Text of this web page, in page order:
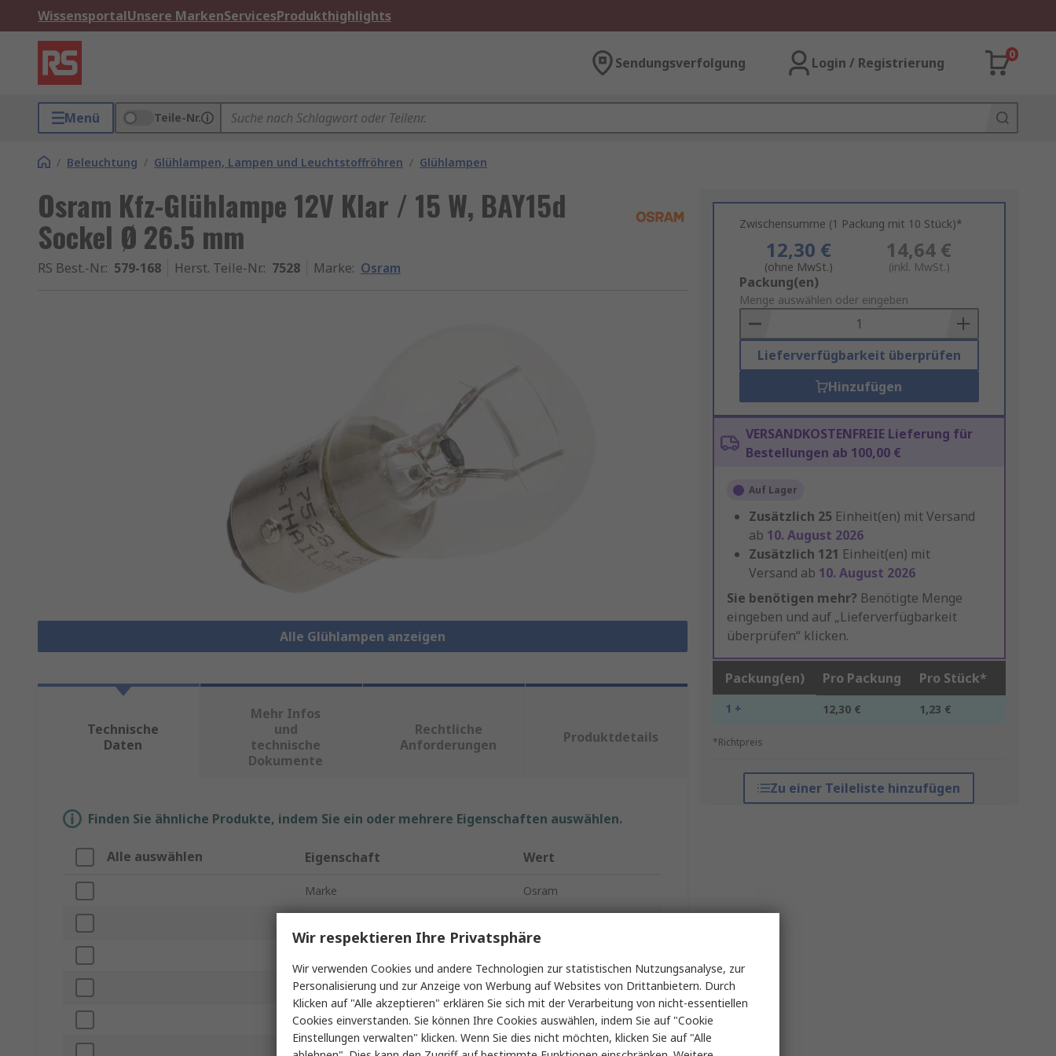
WissensportalUnsere MarkenServicesProdukthighlights
Sendungsverfolgung Login / Registrierung
0
Menü Teile-Nr.
/ Beleuchtung / Glühlampen, Lampen und Leuchtstoffröhren / Glühlampen
Osram Kfz-Glühlampe 12V Klar / 15 W, BAY15d
Sockel Ø 26.5 mm
RS Best.-Nr.: 579-168 Herst. Teile-Nr.: 7528 Marke: Osram
Alle Glühlampen anzeigen
Zwischensumme (1 Packung mit 10 Stück)*
12,30 €
(ohne MwSt.)
14,64 €
(inkl. MwSt.)
Add
to
Basket
Packung(en)
Menge auswählen oder eingeben
Lieferverfügbarkeit überprüfen
Hinzufügen
VERSANDKOSTENFREIE Lieferung für
Bestellungen ab 100,00 €
Auf Lager
Zusätzlich 25 Einheit(en) mit Versand
ab 10. August 2026
Zusätzlich 121 Einheit(en) mit
Versand ab 10. August 2026
Sie benötigen mehr? Benötigte Menge
eingeben und auf „Lieferverfügbarkeit
überprüfen“ klicken.
Packung(en) Pro Packung Pro Stück*
1 + 12,30 € 1,23 €
*Richtpreis
Zu einer Teileliste hinzufügen
Technische
Daten
Mehr Infos
und
technische
Dokumente
Rechtliche
Anforderungen
Produktdetails
Finden Sie ähnliche Produkte, indem Sie ein oder mehrere Eigenschaften auswählen.
Alle auswählen Eigenschaft Wert
Marke Osram
Leistung 15W
Lampensockel/Fassung BAY15d
Subtyp Glühlampe
Wir respektieren Ihre Privatsphäre
Wir verwenden Cookies und andere Technologien zur statistischen Nutzungsanalyse, zur
Personalisierung und zur Anzeige von Werbung auf Websites von Drittanbietern. Durch
Klicken auf "Alle akzeptieren" erklären Sie sich mit der Verarbeitung von nicht-essentiellen
Cookies einverstanden. Sie können Ihre Cookies auswählen, indem Sie auf "Cookie
Einstellungen verwalten" klicken. Wenn Sie dies nicht möchten, klicken Sie auf "Alle